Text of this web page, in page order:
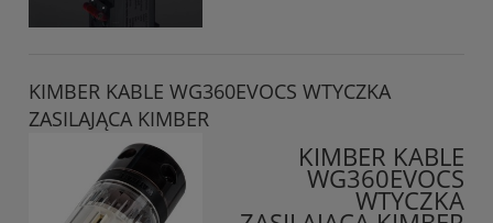
KIMBER KABLE WG360EVOCS WTYCZKA
ZASILAJĄCA KIMBER
KIMBER KABLE
WG360EVOCS
WTYCZKA